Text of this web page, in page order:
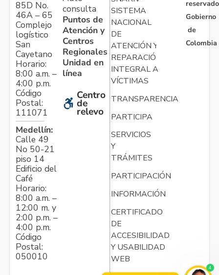
85D No.
46A – 65
Complejo
logístico
San
Cayetano
Horario:
8:00 a.m. –
4:00 p.m.
Código
Postal:
111071
Medellín:
Calle 49
No 50-21
piso 14
Edificio del
Café
Horario:
8:00 a.m. –
12:00 m. y
2:00 p.m. –
4:00 p.m.
Código
Postal:
050010
consulta
Puntos de
Atención y
Centros
Regionales
Unidad en
línea
Centro
de
relevo
SISTEMA
NACIONAL
DE
ATENCIÓN Y
REPARACIÓN
INTEGRAL A
VÍCTIMAS
TRANSPARENCIA
PARTICIPA
SERVICIOS
Y
TRÁMITES
PARTICIPACIÓN
INFORMACIÓN
CERTIFICADO
DE
ACCESIBILIDAD
Y USABILIDAD
WEB
Gobierno
de
Colombia
4